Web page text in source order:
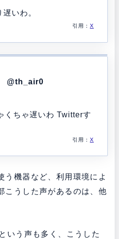
いわ。
引用：X
@th_air0
くちゃ遅いわ Twitterす
引用：X
う機器など、利用環境によ
こうした声があるのは、他
いう声も多く、こうした